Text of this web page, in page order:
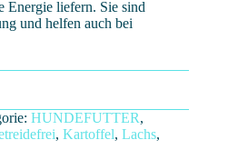
Energie liefern. Sie sind
und helfen auch bei
HUNDEFUTTER,
, Kartoffel, Lachs,